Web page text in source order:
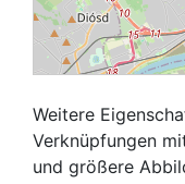
Weitere
Verknüpfungen
und größere